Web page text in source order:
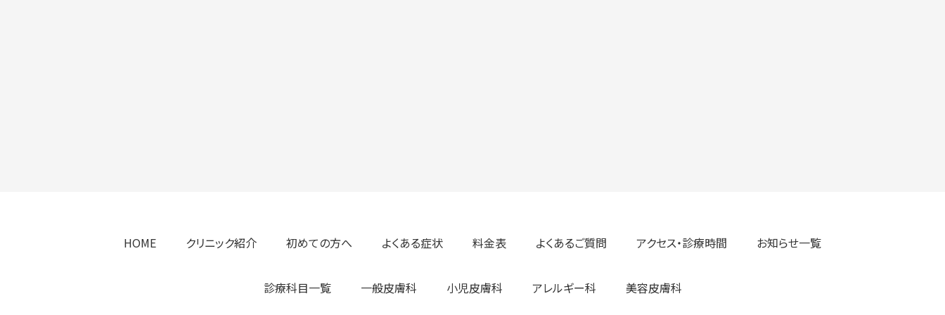
HOME クリニック紹介 初めての方へ よくある症状 料金表 よくあるご質問 アクセス・診療時間 お知らせ一覧
診療科目一覧 一般皮膚科 小児皮膚科 アレルギー科 美容皮膚科